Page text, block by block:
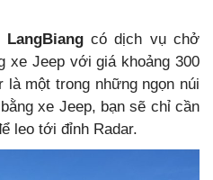
có dịch vụ chở
xe Jeep với giá khoảng 300
một trong những ngọn núi
xe Jeep, bạn sẽ chỉ cần
leo tới đỉnh Radar.